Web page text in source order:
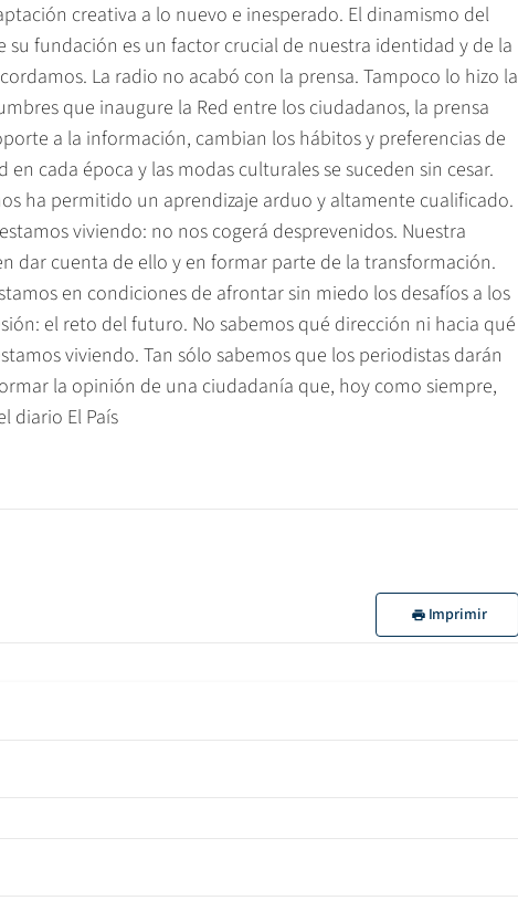
creativa a lo nuevo e inesperado. El dinamismo del
su fundación es un factor crucial de nuestra identidad y de la
La radio no acabó con la prensa. Tampoco lo hizo la
que inaugure la Red entre los ciudadanos, la prensa
a la información, cambian los hábitos y preferencias de
cada época y las modas culturales se suceden sin cesar.
ha permitido un aprendizaje arduo y altamente cualificado.
viviendo: no nos cogerá desprevenidos. Nuestra
dar cuenta de ello y en formar parte de la transformación.
en condiciones de afrontar sin miedo los desafíos a los
el reto del futuro. No sabemos qué dirección ni hacia qué
viviendo. Tan sólo sabemos que los periodistas darán
la opinión de una ciudadanía que, hoy como siempre,
diario El País
Imprimir